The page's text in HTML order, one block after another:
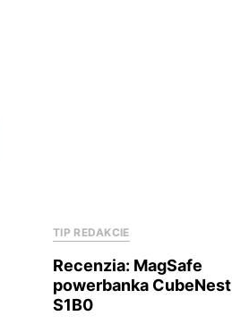
TIP REDAKCIE
Recenzia: MagSafe
powerbanka CubeNest
S1B0